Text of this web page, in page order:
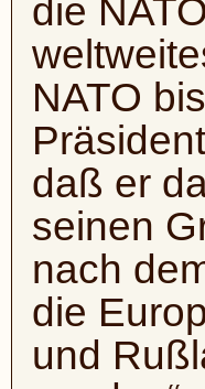
die
NATO
daß er
seinen
nach
die
und